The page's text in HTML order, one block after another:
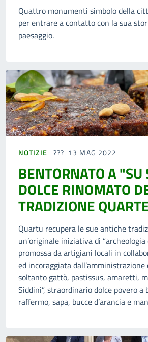
Quattro monumenti simbolo della
per entrare a contatto con la sua
paesaggio.
NOTIZIE 13 MAG 2022
BENTORNATO A
DOLCE RINOMATO
TRADIZIONE
Quartu recupera le sue antiche
un’originale iniziativa di “archeologia
promossa da artigiani locali in
ed incoraggiata dall’amministrazione
soltanto gattò, pastissus, amaretti,
Siddini”, straordinario dolce povero a
raffermo, sapa, bucce d’arancia e